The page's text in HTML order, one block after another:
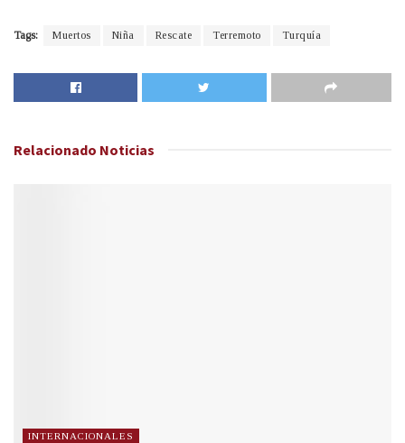
Tags: Muertos Niña Rescate Terremoto Turquía
Relacionado Noticias
INTERNACIONALES